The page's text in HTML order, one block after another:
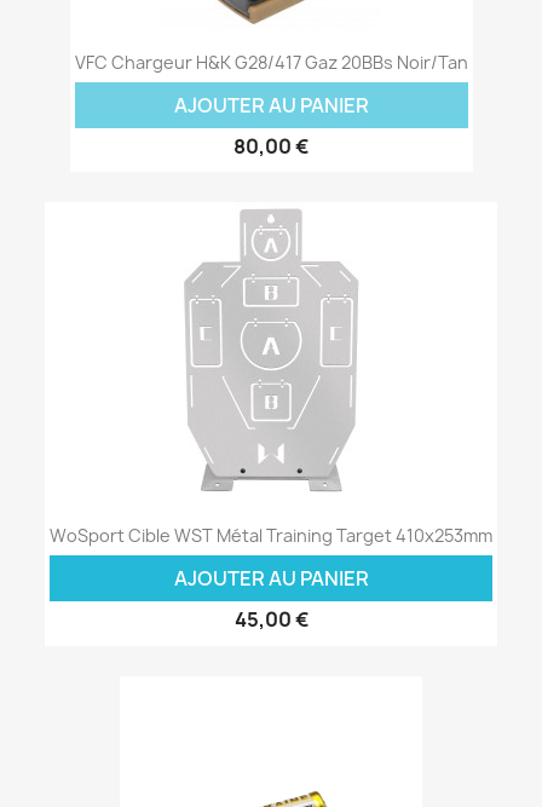
VFC Chargeur H&K G28/417 Gaz 20BBs Noir/Tan
AJOUTER AU PANIER
80,00 €
WoSport Cible WST Métal Training Target 410x253mm
AJOUTER AU PANIER
45,00 €